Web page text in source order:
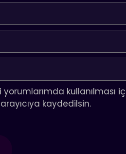
yorumlarımda kullanılması
kaydedilsin.